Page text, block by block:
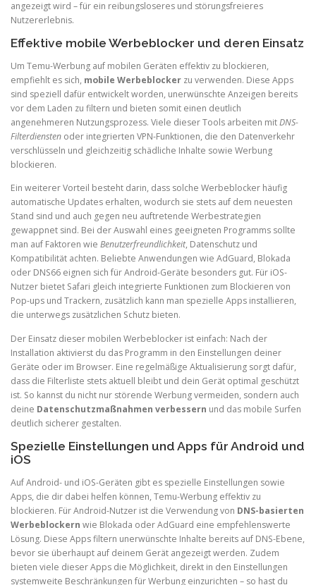
angezeigt wird – für ein reibungsloseres und störungsfreieres
Nutzererlebnis.
Effektive mobile Werbeblocker und deren Einsatz
Um Temu-Werbung auf mobilen Geräten effektiv zu blockieren,
empfiehlt es sich, mobile Werbeblocker zu verwenden. Diese Apps
sind speziell dafür entwickelt worden, unerwünschte Anzeigen bereits
vor dem Laden zu filtern und bieten somit einen deutlich
angenehmeren Nutzungsprozess. Viele dieser Tools arbeiten mitDNS-
Filterdiensten oder integrierten VPN-Funktionen, die den Datenverkehr
verschlüsseln und gleichzeitig schädliche Inhalte sowie Werbung
blockieren.
Ein weiterer Vorteil besteht darin, dass solche Werbeblocker häufig
automatische Updates erhalten, wodurch sie stets auf dem neuesten
Stand sind und auch gegen neu auftretende Werbestrategien
gewappnet sind. Bei der Auswahl eines geeigneten Programms sollte
man auf Faktoren wie Benutzerfreundlichkeit, Datenschutz und
Kompatibilität achten. Beliebte Anwendungen wie AdGuard, Blokada
oder DNS66 eignen sich für Android-Geräte besonders gut. Für iOS-
Nutzer bietet Safari gleich integrierte Funktionen zum Blockieren von
Pop-ups und Trackern, zusätzlich kann man spezielle Apps installieren,
die unterwegs zusätzlichen Schutz bieten.
Der Einsatz dieser mobilen Werbeblocker ist einfach: Nach der
Installation aktivierst du das Programm in den Einstellungen deiner
Geräte oder im Browser. Eine regelmäßige Aktualisierung sorgt dafür,
dass die Filterliste stets aktuell bleibt und dein Gerät optimal geschützt
ist. So kannst du nicht nur störende Werbung vermeiden, sondern auch
deine Datenschutzmaßnahmen verbessern und das mobile Surfen
deutlich sicherer gestalten.
Spezielle Einstellungen und Apps für Android und
iOS
Auf Android- und iOS-Geräten gibt es spezielle Einstellungen sowie
Apps, die dir dabei helfen können, Temu-Werbung effektiv zu
blockieren. Für Android-Nutzer ist die Verwendung von DNS-basierten
Werbeblockern wie Blokada oder AdGuard eine empfehlenswerte
Lösung. Diese Apps filtern unerwünschte Inhalte bereits auf DNS-Ebene,
bevor sie überhaupt auf deinem Gerät angezeigt werden. Zudem
bieten viele dieser Apps die Möglichkeit, direkt in den Einstellungen
systemweite Beschränkungen für Werbung einzurichten – so hast du